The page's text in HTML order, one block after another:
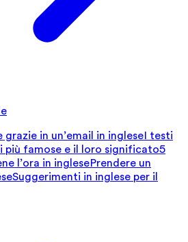
in un’email in ingleseI testi
più famose e il loro significato5
l’ora in inglesePrendere un
Suggerimenti in inglese per il